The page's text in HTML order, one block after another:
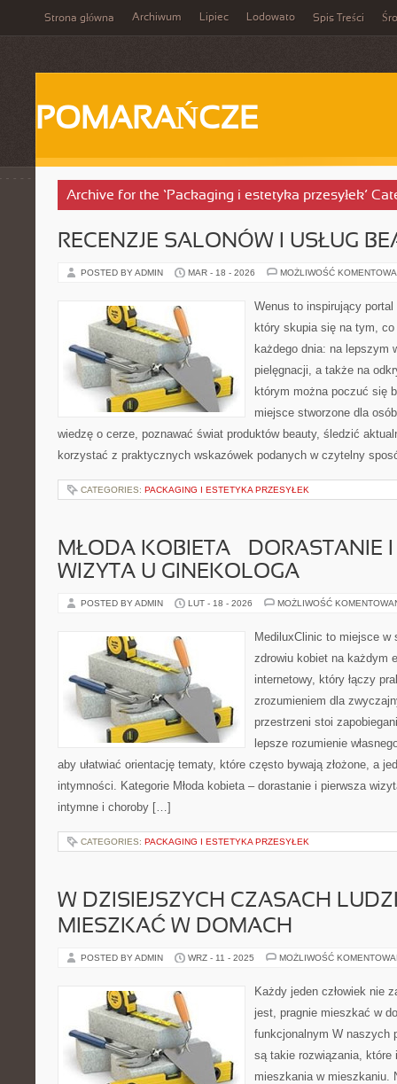
Strona główna Archiwum Lipiec Lodowato Spis Treści
POMARAŃCZE
Archive for the ‘Packaging i estetyka przesyłek’
RECENZJE SALONÓW I USŁUG
POSTED BY ADMIN MAR - 18 - 2026 MOŻLIWOŚĆ
Wenus to inspirujący
który skupia się na tym,
każdego dnia: na lepszym
pielęgnacji, a także na
którym można poczuć się
miejsce stworzone dla
wiedzę o cerze, poznawać świat produktów beauty, śledzić
korzystać z praktycznych wskazówek podanych w czytelny
CATEGORIES: PACKAGING I ESTETYKA PRZESYŁEK
MŁODA KOBIETA – DORASTANIE
WIZYTA U GINEKOLOGA
POSTED BY ADMIN LUT - 18 - 2026 MOŻLIWOŚĆ
MediluxClinic to miejsce
zdrowiu kobiet na każdym
internetowy, który łączy
zrozumieniem dla
przestrzeni stoi
lepsze rozumienie
aby ułatwiać orientację tematy, które często bywają złożone, a
intymności. Kategorie Młoda kobieta – dorastanie i pierwsza
intymne i choroby […]
CATEGORIES: PACKAGING I ESTETYKA PRZESYŁEK
W DZISIEJSZYCH CZASACH
MIESZKAĆ W DOMACH
POSTED BY ADMIN WRZ - 11 - 2025 MOŻLIWOŚĆ
Każdy jeden człowiek nie
jest, pragnie mieszkać w
funkcjonalnym W naszych
są takie rozwiązania, które
mieszkania w mieszkaniu.